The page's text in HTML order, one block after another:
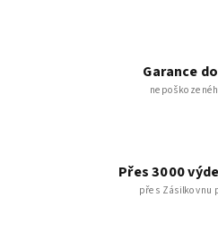
Garance
Přes 3000
přes Zásilkovnu